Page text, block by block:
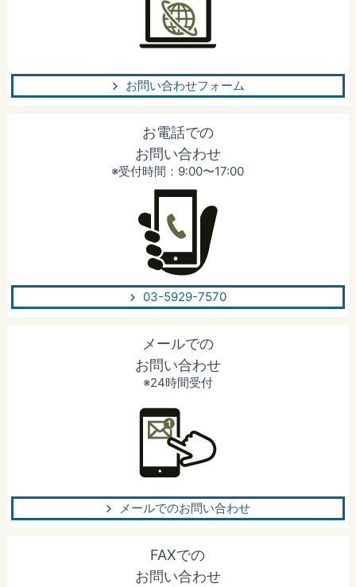
お問い合わせフォーム
お電話での
お問い合わせ
※受付時間：9:00〜17:00
03-5929-7570
メールでの
お問い合わせ
※24時間受付
メールでのお問い合わせ
FAXでの
お問い合わせ